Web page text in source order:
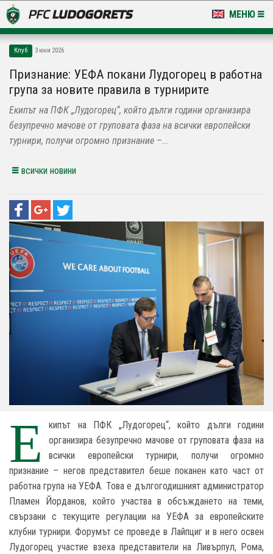
МЕНЮ
LUDOGORETS TV
НА ТЕРЕНА
СТАДИОН & БАЗИ
Клуб 3 юни 2026
Признание: УЕФА покани Лудогорец в работна
група за новите правила в турнирите
Екипът на ПФК „Лудогорец“, който дълги години организира
безупречно мачове от груповата фаза на всички европейски
турнири, получи огромно признание –...
всички новини
Е
кипът на ПФК „Лудогорец“, който дълги години
организира безупречно мачове от груповата фаза на
всички европейски турнири, получи огромно
признание – негов представител беше поканен като част от
работна група на УЕФА. Това е дългогодишният администратор
Пламен Йорданов, който участва в обсъждането на теми,
свързани с текущите регулации на УЕФА за европейските
клубни турнири. Форумът се проведе в Лайпциг и в него освен
Лудогорец участие взеха представители на Ливърпул, Рома,